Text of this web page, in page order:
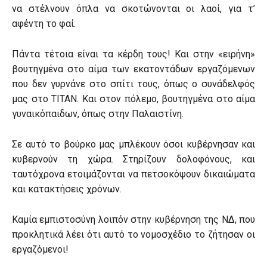
να στέλνουν όπλα να σκοτώνονται οι λαοί, για τ’
αφέντη το φαί.
Πάντα τέτοια είναι τα κέρδη τους! Και στην «ειρήνη»
βουτηγμένα στο αίμα των εκατοντάδων εργαζόμενων
που δεν γυρνάνε στο σπίτι τους, όπως ο συνάδελφός
μας στο ΤΙΤΑΝ. Και στον πόλεμο, βουτηγμένα στο αίμα
γυναικόπαιδων, όπως στην Παλαιστίνη.
Σε αυτό το βούρκο μας μπλέκουν όσοι κυβέρνησαν και
κυβερνούν τη χώρα. Στηρίζουν δολοφόνους, και
ταυτόχρονα ετοιμάζονται να πετσοκόψουν δικαιώματα
και κατακτήσεις χρόνων.
Καμία εμπιστοσύνη λοιπόν στην κυβέρνηση της ΝΔ, που
προκλητικά λέει ότι αυτό το νομοσχέδιο το ζήτησαν οι
εργαζόμενοι!